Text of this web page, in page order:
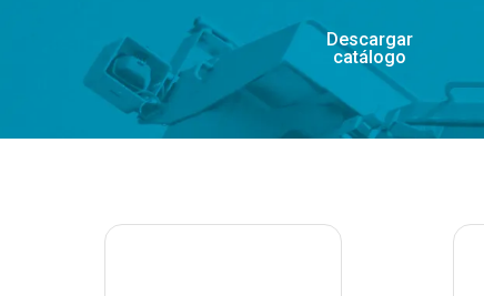
Descargar
catálogo